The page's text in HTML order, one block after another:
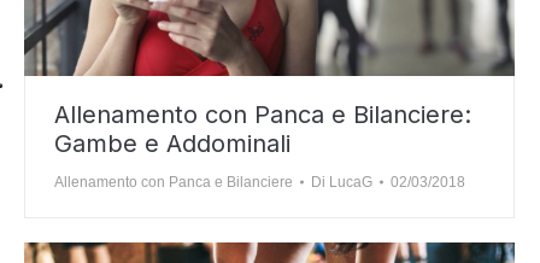
Allenamento con Panca e Bilanciere:
Gambe e Addominali
Allenamento con Panca e Bilanciere Di LucaG 02/03/2018